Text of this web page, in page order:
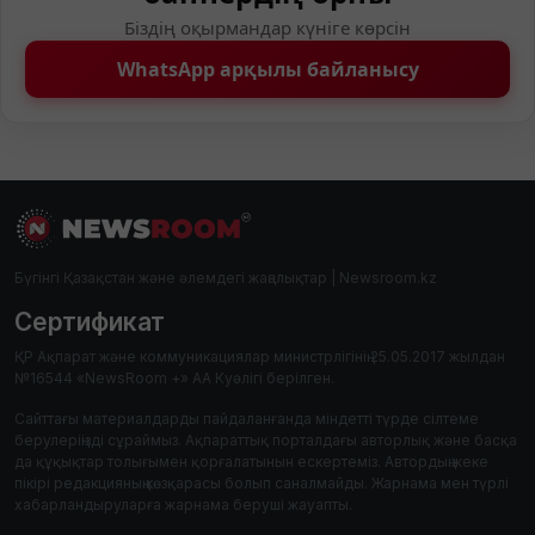
Біздің оқырмандар күніге көрсін
WhatsApp арқылы байланысу
Бүгінгі Қазақстан және әлемдегі жаңалықтар | Newsroom.kz
Сертификат
ҚР Ақпарат және коммуникациялар министрлігінің 25.05.2017 жылдан
№16544 «NewsRoom +» АА Куәлігі берілген.
Сайттағы материалдарды пайдаланғанда міндетті түрде сілтеме
берулеріңізді сұраймыз. Ақпараттық порталдағы авторлық және басқа
да құқықтар толығымен қорғалатынын ескертеміз. Автордың жеке
пікірі редакцияның көзқарасы болып саналмайды. Жарнама мен түрлі
хабарландыруларға жарнама беруші жауапты.